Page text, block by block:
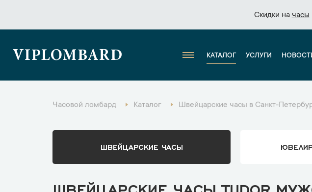
Скидки на часы
Скидки на часы
VIPLOMBARD КАТАЛОГ УСЛУГИ
Часовой ломбард Каталог Швейцарские часы в Санкт-
ШВЕЙЦАРСКИЕ ЧАСЫ
ШВЕЙЦАРСКИЕ ЧАСЫ TUDOR